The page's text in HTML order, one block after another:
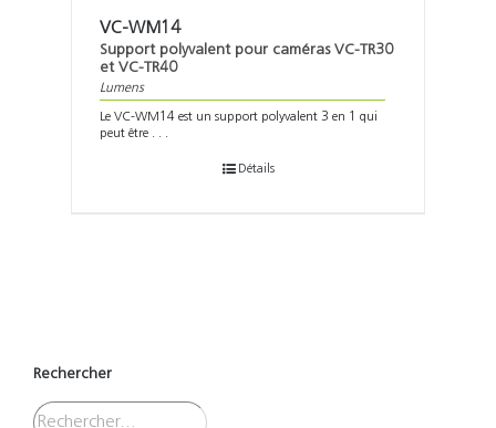
VC-WM14
Support polyvalent pour caméras VC-TR30
et VC-TR40
Lumens
Le VC-WM14 est un support polyvalent 3 en 1 qui
peut être . . .
Détails
Rechercher